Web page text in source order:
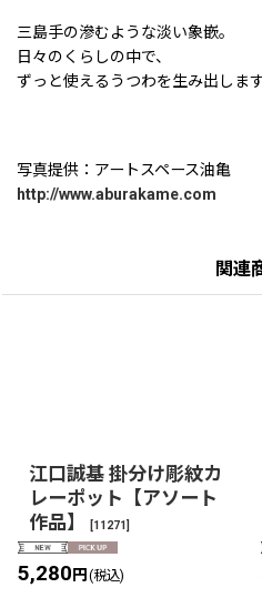
三島手の滲むような淡い象嵌。
日々のくらしの中で、
ずっと使えるうつわを生み出します
写真提供：アートスペース油亀
http://www.aburakame.com
関連
江口誠基 掛分け彫紋カ
レーポット【アソート
作品】
[11271]
5,280円 (税込)